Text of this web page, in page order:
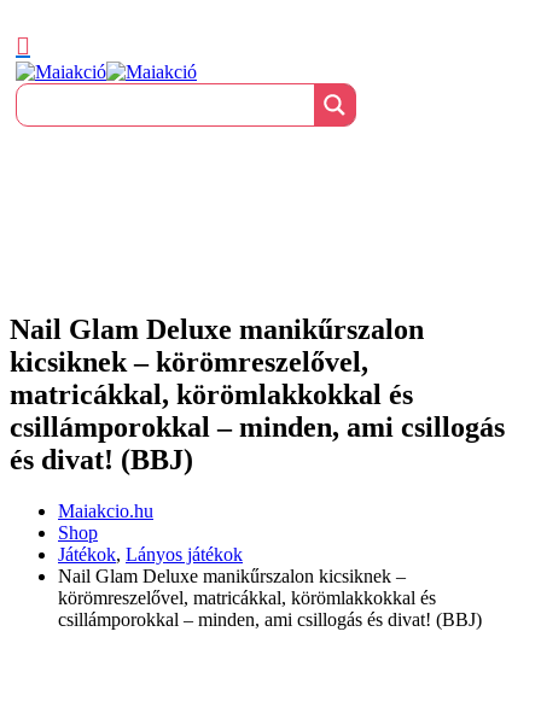
Nail Glam Deluxe manikűrszalon
kicsiknek – körömreszelővel,
matricákkal, körömlakkokkal és
csillámporokkal – minden, ami csillogás
és divat! (BBJ)
Maiakcio.hu
Shop
Játékok, Lányos játékok
Nail Glam Deluxe manikűrszalon kicsiknek –
körömreszelővel, matricákkal, körömlakkokkal és
csillámporokkal – minden, ami csillogás és divat! (BBJ)